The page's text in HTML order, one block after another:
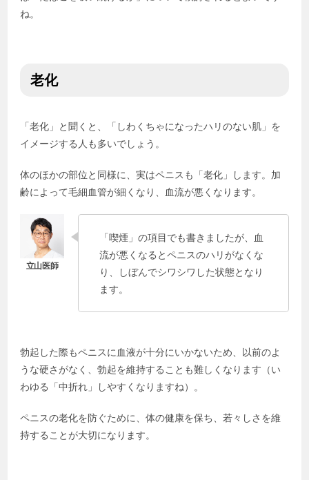
ね。
老化
「老化」と聞くと、「しわくちゃになったハリのない肌」を
イメージする人も多いでしょう。
体のほかの部位と同様に、実はペニスも「老化」します。加
齢によって毛細血管が細くなり、血流が悪くなります。
「喫煙」の項目でも書きましたが、血
流が悪くなるとペニスのハリがなくな
り、しぼんでシワシワした状態となり
ます。
勃起した際もペニスに血液が十分にいかないため、以前のよ
うな硬さがなく、勃起を維持することも難しくなります（い
わゆる「中折れ」しやすくなりますね）。
ペニスの老化を防ぐために、体の健康を保ち、若々しさを維
持することが大切になります。